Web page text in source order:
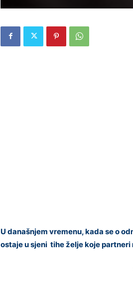
U današnjem vremenu, kada se o
ostaje u sjeni tihe želje koje